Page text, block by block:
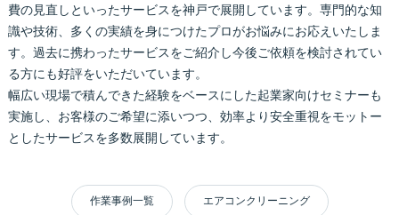
費の見直しといったサービスを神戸で展開しています。専門的な知
識や技術、多くの実績を身につけたプロがお悩みにお応えいたしま
す。過去に携わったサービスをご紹介し今後ご依頼を検討されてい
る方にも好評をいただいています。
幅広い現場で積んできた経験をベースにした起業家向けセミナーも
実施し、お客様のご希望に添いつつ、効率より安全重視をモットー
としたサービスを多数展開しています。
作業事例一覧 エアコンクリーニング